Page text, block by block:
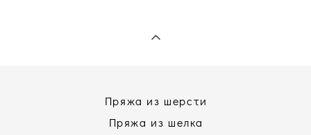
Пряжа из шерсти
Пряжа из шелка